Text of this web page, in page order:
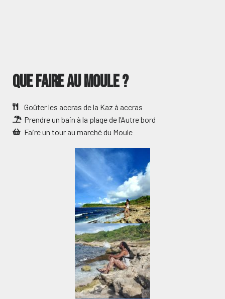
Que faire au Moule ?
Goûter les accras de la Kaz à accras
Prendre un bain à la plage de l’Autre bord
Faire un tour au marché du Moule